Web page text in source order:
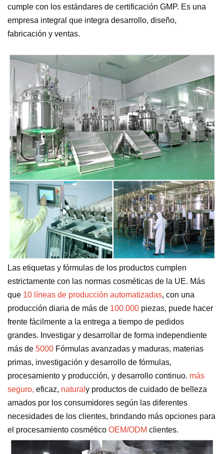
cumple con los estándares de certificación GMP. Es una
empresa integral que integra desarrollo, diseño,
fabricación y ventas.
Las etiquetas y fórmulas de los productos cumplen
estrictamente con las normas cosméticas de la UE. Más
que 10 líneas de producción automatizadas, con una
producción diaria de más de 100.000 piezas, puede hacer
frente fácilmente a la entrega a tiempo de pedidos
grandes. Investigar y desarrollar de forma independiente
más de 5000 Fórmulas avanzadas y maduras, materias
primas, investigación y desarrollo de fórmulas,
procesamiento y producción, y desarrollo continuo. más
seguro, eficaz, natural y productos de cuidado de belleza
amados por los consumidores según las diferentes
necesidades de los clientes, brindando más opciones para
el procesamiento cosmético OEM/ODM clientes.